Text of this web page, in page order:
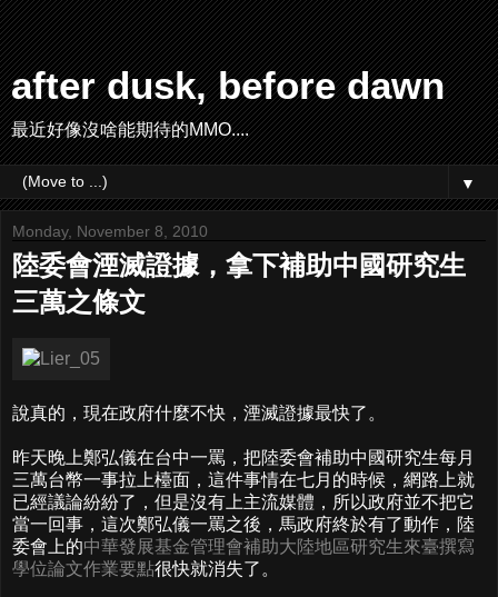
after dusk, before dawn
最近好像沒啥能期待的MMO....
▼
Monday, November 8, 2010
陸委會湮滅證據，拿下補助中國研究生
三萬之條文
說真的，現在政府什麼不快，湮滅證據最快了。
昨天晚上鄭弘儀在台中一罵，把陸委會補助中國研究生每月
三萬台幣一事拉上檯面，這件事情在七月的時候，網路上就
已經議論紛紛了，但是沒有上主流媒體，所以政府並不把它
當一回事，這次鄭弘儀一罵之後，馬政府終於有了動作，陸
委會上的中華發展基金管理會補助大陸地區研究生來臺撰寫
學位論文作業要點很快就消失了。